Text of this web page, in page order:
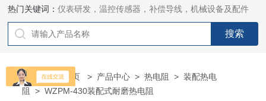
热门关键词：仪表研发，温控传感器，补偿导线，机械设备及配件
当前位置：首页 > 产品中心 >热电阻 >装配热电
阻
> WZPM-430装配式耐磨热电阻